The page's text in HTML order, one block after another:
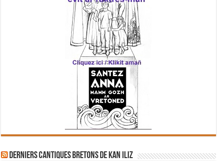
Derniers cantiques bretons de Kan Iliz